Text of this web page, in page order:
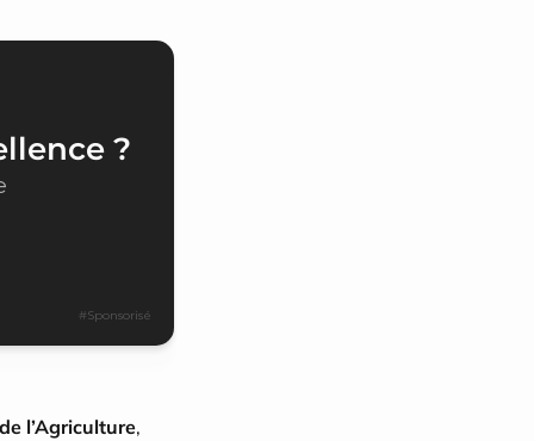
?
#Sponsorisé
l’Agriculture,